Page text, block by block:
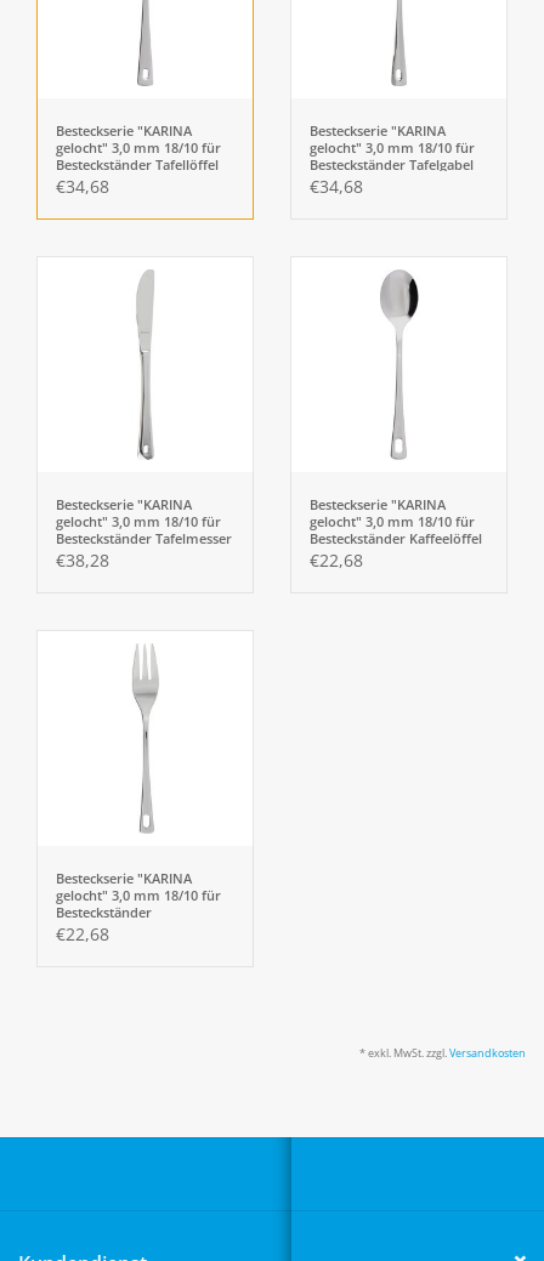
Besteckserie "KARINA
gelocht" 3,0 mm 18/10 für
Besteckständer Tafellöffel
€34,68
Besteckserie "KARINA
gelocht" 3,0 mm 18/10 für
Besteckständer Tafelgabel
€34,68
Besteckserie "KARINA
gelocht" 3,0 mm 18/10 für
Besteckständer Tafelmesser
VH
€38,28
Besteckserie "KARINA
gelocht" 3,0 mm 18/10 für
Besteckständer Kaffeelöffel
€22,68
Besteckserie "KARINA
gelocht" 3,0 mm 18/10 für
Besteckständer
Kuchengabel
€22,68
* exkl. MwSt. zzgl.Versandkosten